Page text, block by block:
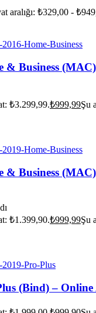
aralığı: ₺329,00 -
& Business
₺3.299,99.₺999,99Şu
& Business
₺1.399,90.₺999,99Şu
(Bind) –